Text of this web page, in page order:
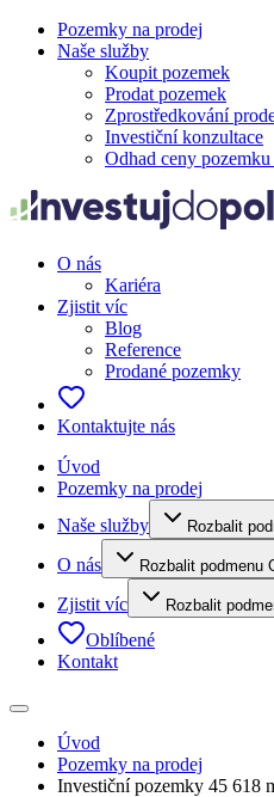
Pozemky na prodej
Naše služby
Koupit pozemek
Prodat pozemek
Zprostředkování
Investiční konzultace
Odhad ceny pozemku
O nás
Kariéra
Zjistit víc
Blog
Reference
Prodané pozemky
Kontaktujte nás
Úvod
Pozemky na prodej
Naše služby
Rozbalit
O nás Rozbalit podmenu
Zjistit víc Rozbalit
Oblíbené
Kontakt
Úvod
Pozemky na prodej
Investiční pozemky 45 618